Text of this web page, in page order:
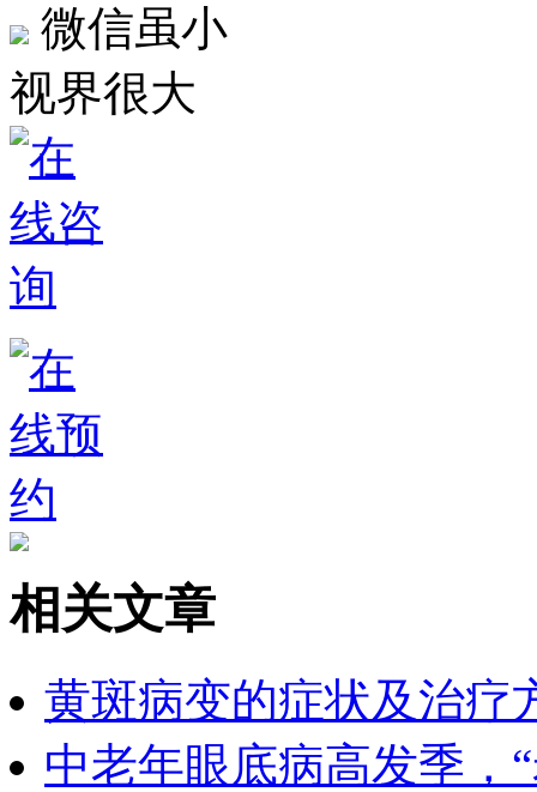
微信虽小
视界很大
相关文章
黄斑病变的症状及治疗
中老年眼底病高发季，